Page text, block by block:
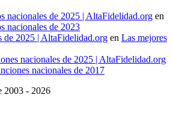
nacionales de 2025 | AltaFidelidad.org en
nacionales de 2023
de 2025 | AltaFidelidad.org en Las mejores
nacionales de 2025 | AltaFidelidad.org
nacionales de 2017
2003 - 2026